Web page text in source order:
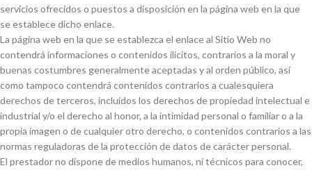
servicios ofrecidos o puestos a disposición en la página web en la que
se establece dicho enlace.
La página web en la que se establezca el enlace al Sitio Web no
contendrá informaciones o contenidos ilícitos, contrarios a la moral y
buenas costumbres generalmente aceptadas y al orden público, así
como tampoco contendrá contenidos contrarios a cualesquiera
derechos de terceros, incluidos los derechos de propiedad intelectual e
industrial y/o el derecho al honor, a la intimidad personal o familiar o a la
propia imagen o de cualquier otro derecho, o contenidos contrarios a las
normas reguladoras de la protección de datos de carácter personal.
El prestador no dispone de medios humanos, ni técnicos para conocer,